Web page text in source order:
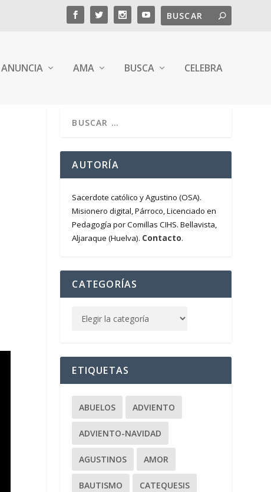
ANUNCIA AMA BUSCA CELEBRA
AUTORÍA
Sacerdote católico y Agustino (OSA).
Misionero digital, Párroco, Licenciado en
Pedagogía por Comillas CIHS. Bellavista,
Aljaraque (Huelva). Contacto.
CATEGORÍAS
ETIQUETAS
ABUELOS ADVIENTO
ADVIENTO-NAVIDAD
AGUSTINOS AMOR
BAUTISMO CATEQUESIS